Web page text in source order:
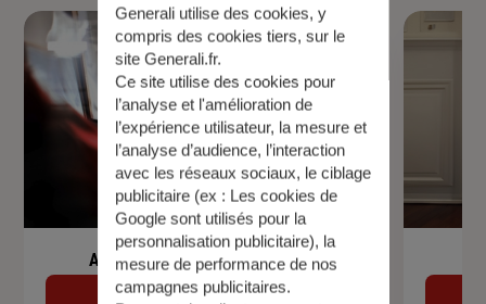
Assurance de prêt immobilier
Generali utilise des cookies, y
compris des cookies tiers, sur le
site Generali.fr.
Ce site utilise des cookies pour
l’analyse et l'amélioration de
l’expérience utilisateur, la mesure et
l’analyse d’audience, l’interaction
avec les réseaux sociaux, le ciblage
publicitaire (ex : Les cookies de
Google sont utilisés pour la
personnalisation publicitaire), la
mesure de performance de nos
campagnes publicitaires.